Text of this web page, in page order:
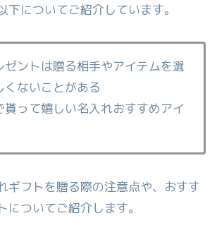
下についてご紹介しています。
ゼントは贈る相手やアイテムを選
くないことがある
貰って嬉しい名入れおすすめアイ
ギフトを贈る際の注意点や、おすす
についてご紹介します。